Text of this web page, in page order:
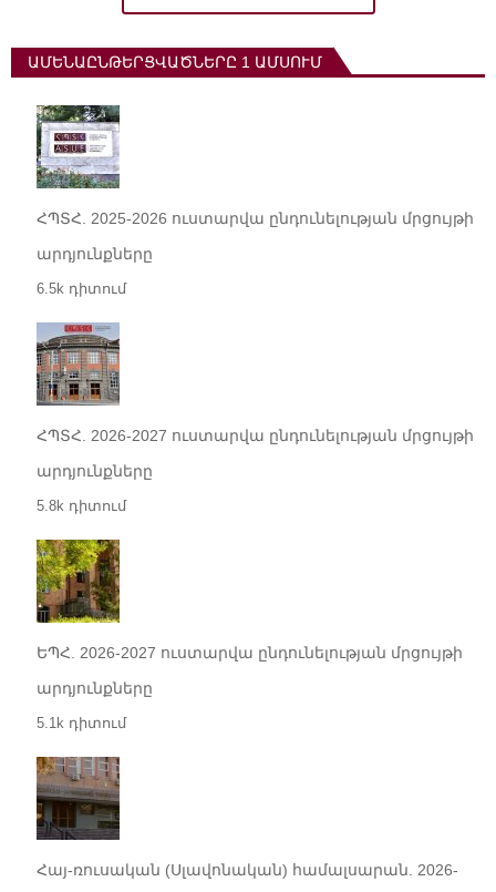
ԱՄԵՆԱԸՆԹԵՐՑՎԱԾՆԵՐԸ 1 ԱՄՍՈՒՄ
ՀՊՏՀ. 2025-2026 ուստարվա ընդունելության մրցույթի
արդյունքները
6.5k դիտում
ՀՊՏՀ. 2026-2027 ուստարվա ընդունելության մրցույթի
արդյունքները
5.8k դիտում
ԵՊՀ. 2026-2027 ուստարվա ընդունելության մրցույթի
արդյունքները
5.1k դիտում
Հայ-ռուսական (Սլավոնական) համալսարան. 2026-